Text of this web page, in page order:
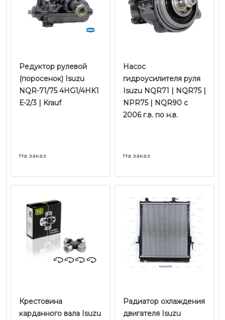
Редуктор рулевой
(поросенок) Isuzu
NQR-71/75 4HG1/4HK1
Е-2/3 | Krauf
На заказ
Насос
гидроусилителя руля
Isuzu NQR71 | NQR75 |
NPR75 | NQR90 с
2006 г.в. по н.в.
На заказ
Крестовина
карданного вала Isuzu
Радиатор охлаждения
двигателя Isuzu